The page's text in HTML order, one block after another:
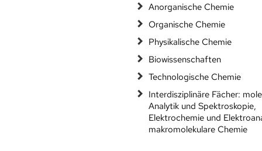
Anorganische Chemie
Organische Chemie
Physikalische Chemie
Biowissenschaften
Technologische Chemie
Interdisziplinäre Fächer:
Analytik und Spektroskopie,
Elektrochemie und
makromolekulare Chemie